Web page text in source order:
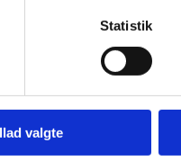
Statistik
valgte
hjemmesidens indhold.
er at vise annoncer,